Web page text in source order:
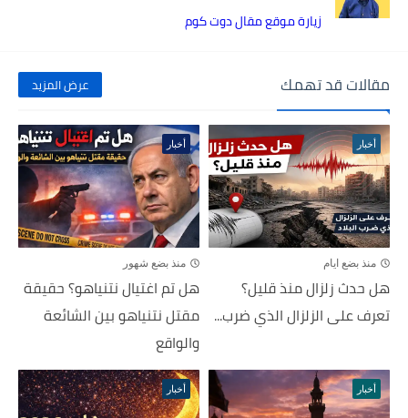
زيارة موقع مقال دوت كوم
مقالات قد تهمك عرض المزيد
أخبار
منذ بضع ايام
هل حدث زلزال منذ قليل؟
تعرف على الزلزال الذي ضرب...
أخبار
منذ بضع شهور
هل تم اغتيال نتنياهو؟ حقيقة
مقتل نتنياهو بين الشائعة
والواقع
أخبار أخبار